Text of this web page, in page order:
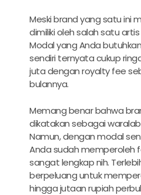
Meski brand yang satu ini
dimiliki oleh salah satu
Modal yang Anda
sendiri ternyata cukup
juta dengan royalty fee
bulannya.
Memang benar bahwa
dikatakan sebagai
Namun, dengan modal
Anda sudah memperoleh
sangat lengkap nih.
berpeluang untuk
hingga jutaan rupiah